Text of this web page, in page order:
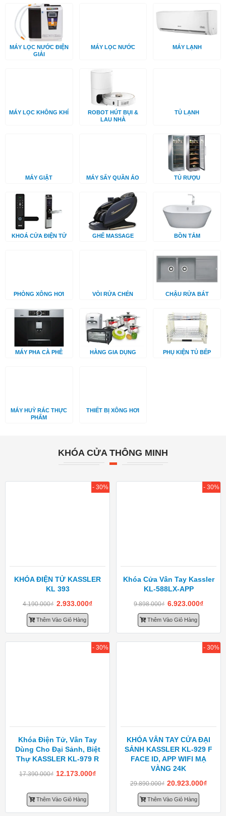
MÁY LỌC NƯỚC ĐIỆN
GIẢI
MÁY LỌC NƯỚC MÁY LẠNH
MÁY LỌC KHÔNG KHÍ
ROBOT HÚT BỤI &
LAU NHÀ
TỦ LẠNH
MÁY GIẶT MÁY SẤY QUẦN ÁO TỦ RƯỢU
KHOÁ CỬA ĐIỆN TỬ GHẾ MASSAGE BỒN TẮM
PHÒNG XÔNG HƠI VÒI RỬA CHÉN CHẬU RỬA BÁT
MÁY PHA CÀ PHÊ HÀNG GIA DỤNG PHỤ KIỆN TỦ BẾP
MÁY HUỲ RÁC THỰC
PHẨM
THIẾT BỊ XÔNG HƠI
KHÓA CỬA THÔNG MINH
KHÓA ĐIỆN TỬ KASSLER
KL 393
4.190.000₫ 2.933.000₫
Thêm Vào Giỏ Hàng
- 30%
Khóa Cửa Vân Tay Kassler
KL-588LX-APP
9.898.000₫ 6.923.000₫
Thêm Vào Giỏ Hàng
- 30%
Khóa Điện Tử, Vân Tay
Dùng Cho Đại Sảnh, Biệt
Thự KASSLER KL-979 R
17.390.000₫ 12.173.000₫
Thêm Vào Giỏ Hàng
- 30%
KHÓA VÂN TAY CỬA ĐẠI
SẢNH KASSLER KL-929 F
FACE ID, APP WIFI MẠ
VÀNG 24K
29.890.000₫ 20.923.000₫
Thêm Vào Giỏ Hàng
- 30%